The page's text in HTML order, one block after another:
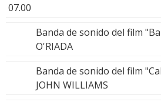
07.00
Banda de sonido del film
O'RIADA
Banda de sonido del film
JOHN WILLIAMS